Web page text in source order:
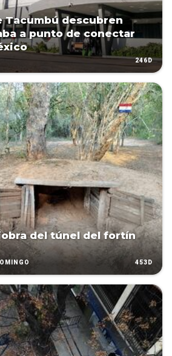
Tacumbú descubren
a punto de conectar
246D
del túnel del fortín
453D